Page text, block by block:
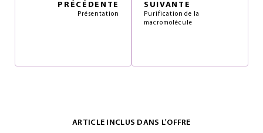
PRÉCÉDENTE
Présentation
SUIVANTE
Purification de la
macromolécule
ARTICLE INCLUS DANS L'OFFRE